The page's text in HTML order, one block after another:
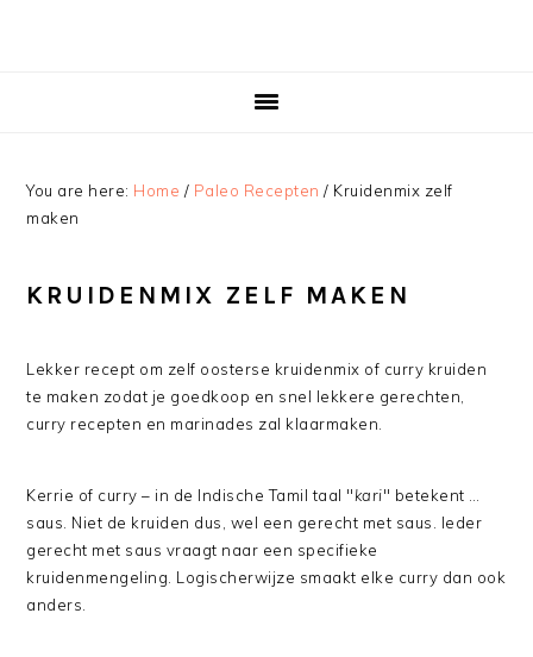
You are here: Home / Paleo Recepten / Kruidenmix zelf
maken
KRUIDENMIX ZELF MAKEN
Lekker recept om zelf oosterse kruidenmix of curry kruiden
te maken zodat je goedkoop en snel lekkere gerechten,
curry recepten en marinades zal klaarmaken.
Kerrie of curry – in de Indische Tamil taal "kari" betekent …
saus. Niet de kruiden dus, wel een gerecht met saus. Ieder
gerecht met saus vraagt naar een specifieke
kruidenmengeling. Logischerwijze smaakt elke curry dan ook
anders.